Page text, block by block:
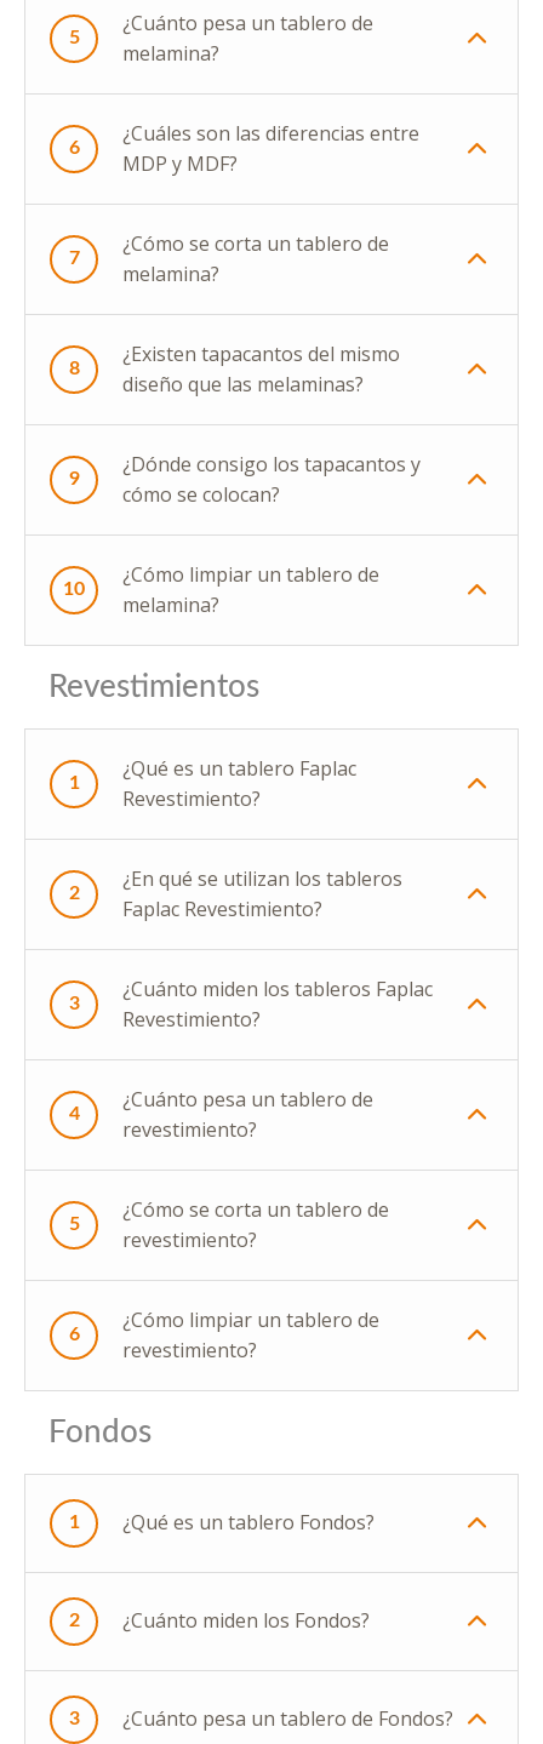
5
¿Cuánto pesa un tablero de
melamina?
6
¿Cuáles son las diferencias entre
MDP y MDF?
7
¿Cómo se corta un tablero de
melamina?
8
¿Existen tapacantos del mismo
diseño que las melaminas?
9
¿Dónde consigo los tapacantos y
cómo se colocan?
10
¿Cómo limpiar un tablero de
melamina?
Revestimientos
1
¿Qué es un tablero Faplac
Revestimiento?
2
¿En qué se utilizan los tableros
Faplac Revestimiento?
3
¿Cuánto miden los tableros Faplac
Revestimiento?
4
¿Cuánto pesa un tablero de
revestimiento?
5
¿Cómo se corta un tablero de
revestimiento?
6
¿Cómo limpiar un tablero de
revestimiento?
Fondos
1 ¿Qué es un tablero Fondos?
2 ¿Cuánto miden los Fondos?
3 ¿Cuánto pesa un tablero de Fondos?